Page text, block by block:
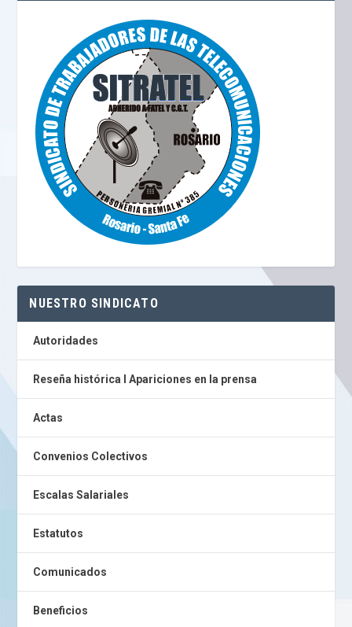
NUESTRO SINDICATO
Autoridades
Reseña histórica I Apariciones en la prensa
Actas
Convenios Colectivos
Escalas Salariales
Estatutos
Comunicados
Beneficios